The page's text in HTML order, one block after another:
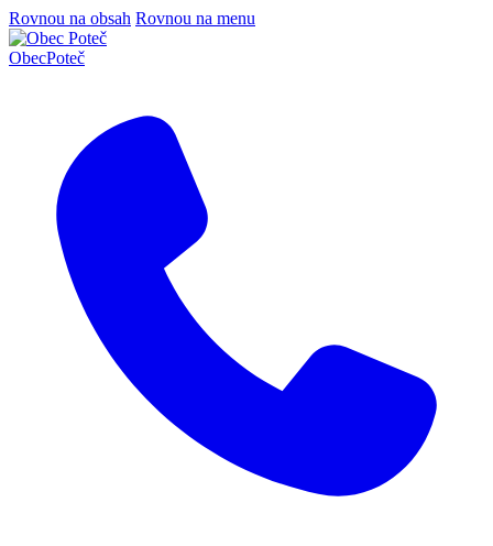
Rovnou na obsah Rovnou na menu
ObecPoteč